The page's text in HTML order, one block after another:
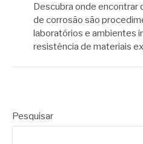
Descubra onde encontrar
de corrosão são
laboratórios e ambientes
resistência de materiais
Pesquisar